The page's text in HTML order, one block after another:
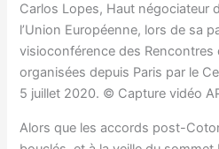
Carlos Lopes, Haut négociateur
l’Union Européenne, lors de sa
visioconférence des Rencontres
organisées depuis Paris par le
5 juillet 2020. © Capture vidéo
Alors que les accords post-